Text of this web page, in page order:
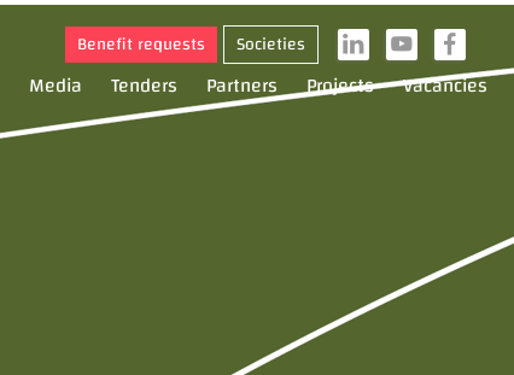
Benefit requests Societies i y f
Media Tenders Partners Projects Vacancies